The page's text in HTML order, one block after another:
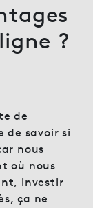
?
de
de savoir si
nous
où nous
investir
ça ne